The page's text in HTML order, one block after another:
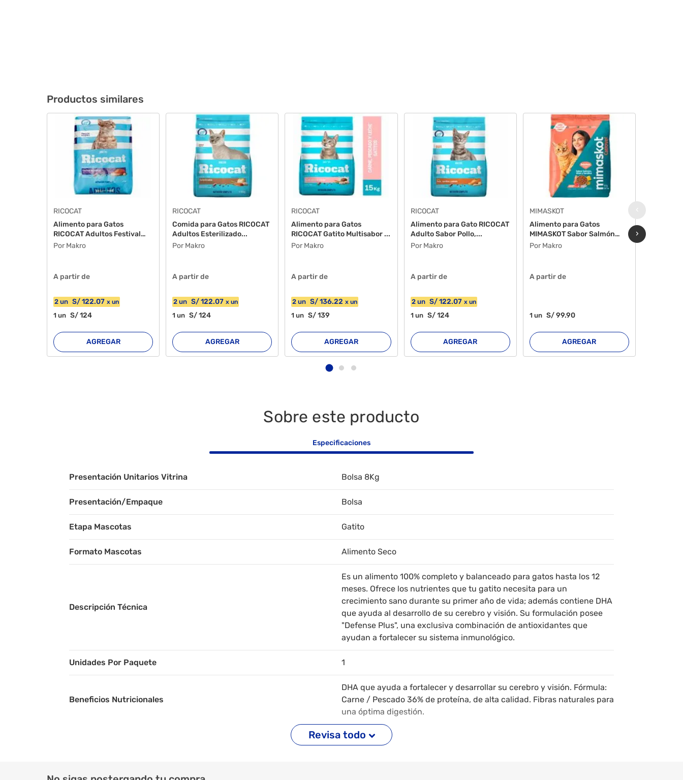
Productos similares
RICOCAT
Alimento para Gatos
RICOCAT Adultos Festival
D...
Por Makro
A partir de
2 un S/122.07 x un
1 un S/124
AGREGAR
RICOCAT
Comida para Gatos RICOCAT
Adultos Esterilizado...
Por Makro
A partir de
2 un S/122.07 xun
1un S/124
AGREGAR
RICOCAT
Alimento para Gatos
RICOCAT Gatito Multisabor ...
Por Makro
A partir de
2 un S/136.22 xun
1un S/139
AGREGAR
RICOCAT
Alimento para Gato RICOCAT
Adulto Sabor Pollo,...
Por Makro
A partir de
2 un S/122.07 x un
1 un S/124
AGREGAR
MIMASKOT
Alimento para Gatos
MIMASKOT Sabor Salmón
Bols...
Por Makro
A partir de
1 un S/99.90
AGREGAR
›
Sobre este producto
Especificaciones
Presentación Unitarios Vitrina Bolsa 8Kg
Presentación/Empaque Bolsa
Etapa Mascotas Gatito
Formato Mascotas Alimento Seco
Descripción Técnica
Es un alimento 100% completo y balanceado para gatos hasta los 12
meses. Ofrece los nutrientes que tu gatito necesita para un
crecimiento sano durante su primer año de vida; además contiene DHA
que ayuda al desarrollo de su cerebro y visión. Su formulación posee
"Defense Plus", una exclusiva combinación de antioxidantes que
ayudan a fortalecer su sistema inmunológico.
Unidades Por Paquete 1
Beneficios Nutricionales
DHA que ayuda a fortalecer y desarrollar su cerebro y visión. Fórmula:
Carne / Pescado 36% de proteína, de alta calidad. Fibras naturales para
una óptima digestión.
DHA, VITAMINA A, ZINC, OMEGA 3 y 6, Calcio
Composición/Análisis Garantizado
Revisa todo